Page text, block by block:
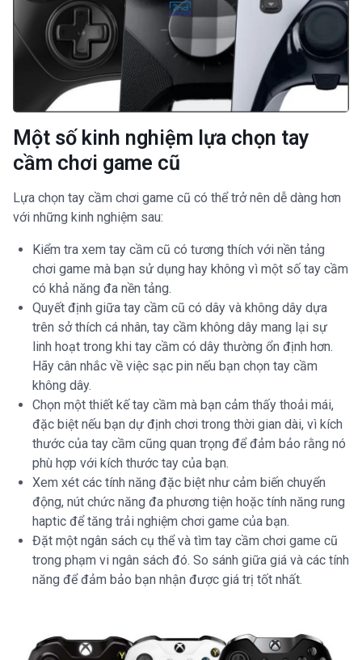
Một số kinh nghiệm lựa chọn tay
cầm chơi game cũ
Lựa chọn tay cầm chơi game cũ có thể trở nên dễ dàng hơn
với những kinh nghiệm sau:
Kiểm tra xem tay cầm cũ có tương thích với nền tảng
chơi game mà bạn sử dụng hay không vì một số tay cầm
có khả năng đa nền tảng.
Quyết định giữa tay cầm cũ có dây và không dây dựa
trên sở thích cá nhân, tay cầm không dây mang lại sự
linh hoạt trong khi tay cầm có dây thường ổn định hơn.
Hãy cân nhắc về việc sạc pin nếu bạn chọn tay cầm
không dây.
Chọn một thiết kế tay cầm mà bạn cảm thấy thoải mái,
đặc biệt nếu bạn dự định chơi trong thời gian dài, vì kích
thước của tay cầm cũng quan trọng để đảm bảo rằng nó
phù hợp với kích thước tay của bạn.
Xem xét các tính năng đặc biệt như cảm biến chuyển
động, nút chức năng đa phương tiện hoặc tính năng rung
haptic để tăng trải nghiệm chơi game của bạn.
Đặt một ngân sách cụ thể và tìm tay cầm chơi game cũ
trong phạm vi ngân sách đó. So sánh giữa giá và các tính
năng để đảm bảo bạn nhận được giá trị tốt nhất.